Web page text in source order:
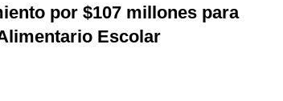
por $107 millones para
Escolar